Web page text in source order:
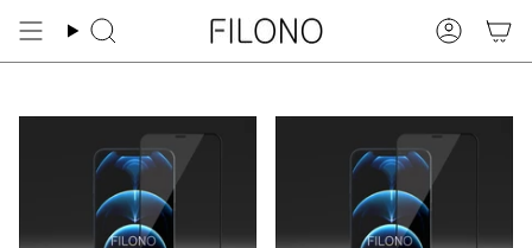
Inhalt
springen
Suche Konto